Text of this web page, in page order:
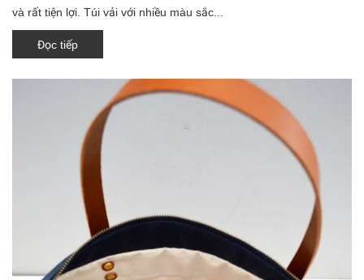
và rất tiện lợi. Túi vải với nhiều màu sắc...
Đọc tiếp